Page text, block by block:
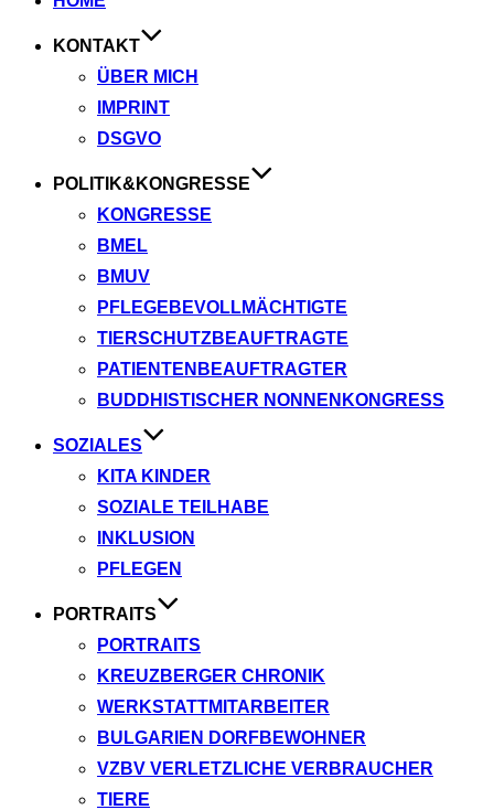
springenKONTAKT
ÜBER MICH
IMPRINT
DSGVO
POLITIK&KONGRESSE
KONGRESSE
BMEL
BMUV
PFLEGEBEVOLLMÄCHTIGTE
TIERSCHUTZBEAUFTRAGTE
PATIENTENBEAUFTRAGTER
BUDDHISTISCHER NONNENKONGRESS
SOZIALES
KITA KINDER
SOZIALE TEILHABE
INKLUSION
PFLEGEN
PORTRAITS
PORTRAITS
KREUZBERGER CHRONIK
WERKSTATTMITARBEITER
BULGARIEN DORFBEWOHNER
VZBV VERLETZLICHE VERBRAUCHER
TIERE